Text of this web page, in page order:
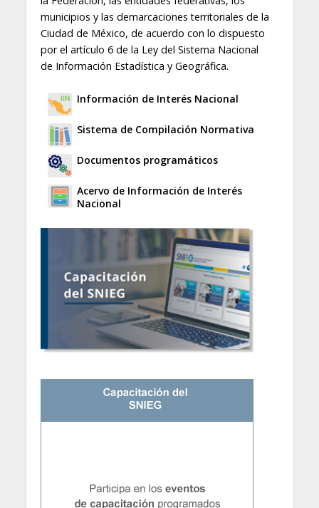
municipios y las demarcaciones territoriales de la
Ciudad de México, de acuerdo con lo dispuesto
por el artículo 6 de la Ley del Sistema Nacional
de Información Estadística y Geográfica.
Información de Interés Nacional
Sistema de Compilación Normativa
Documentos programáticos
Acervo de Información de Interés
Nacional